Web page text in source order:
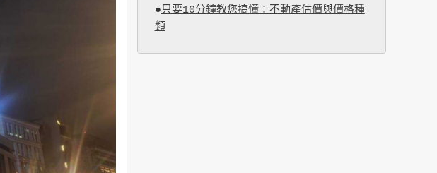
●只要10分鐘教您搞懂：不動產估價與價格種
類